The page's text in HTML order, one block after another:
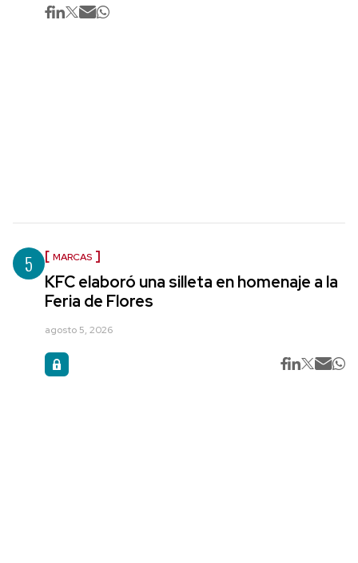
5 MARCAS
KFC elaboró una silleta en homenaje a la
Feria de Flores
agosto 5, 2026